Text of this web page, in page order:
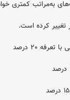
به‌مراتب کمتری
تغییر کرده است.